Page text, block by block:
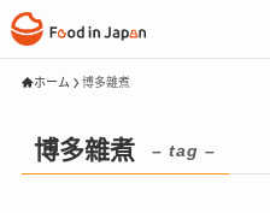
ホーム 博多雜煮
博多雜煮 – tag –